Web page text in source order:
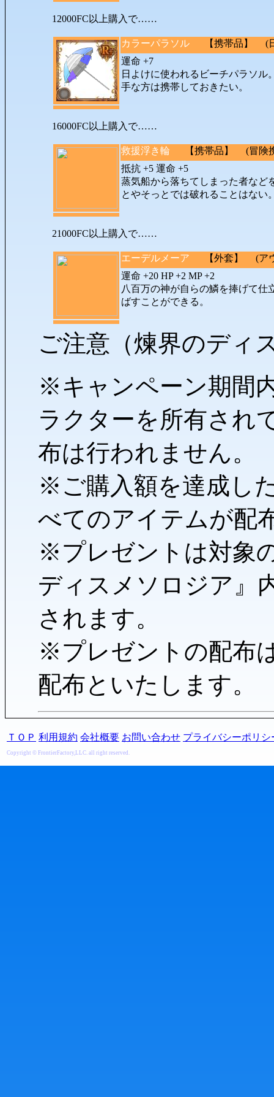
12000FC以上購入で……
カラーパラソル
【携帯品】 (日
運命 +7
日よけに使われるビーチパラソ
手な方は携帯しておきたい。
16000FC以上購入で……
救援浮き輪
【携帯品】 (冒険
抵抗 +5 運命 +5
蒸気船から落ちてしまった者など
とやそっとでは破れることはない
21000FC以上購入で……
エーデルメーア
【外套】 (アウ
運命 +20 HP +2 MP +2
八百万の神が自らの鱗を捧げて仕
ばすことができる。
ご注意（煉界のディ
※キャンペーン期間
ラクターを所有され
布は行われません。
※ご購入額を達成し
べてのアイテムが配
※プレゼントは対象
ディスメソロジア』
されます。
※プレゼントの配布
配布といたします。
ＴＯＰ 利用規約 会社概要 お問い合わせ プライバシーポリシ
Copyright © FrontierFactory,LLC. all right reserved.